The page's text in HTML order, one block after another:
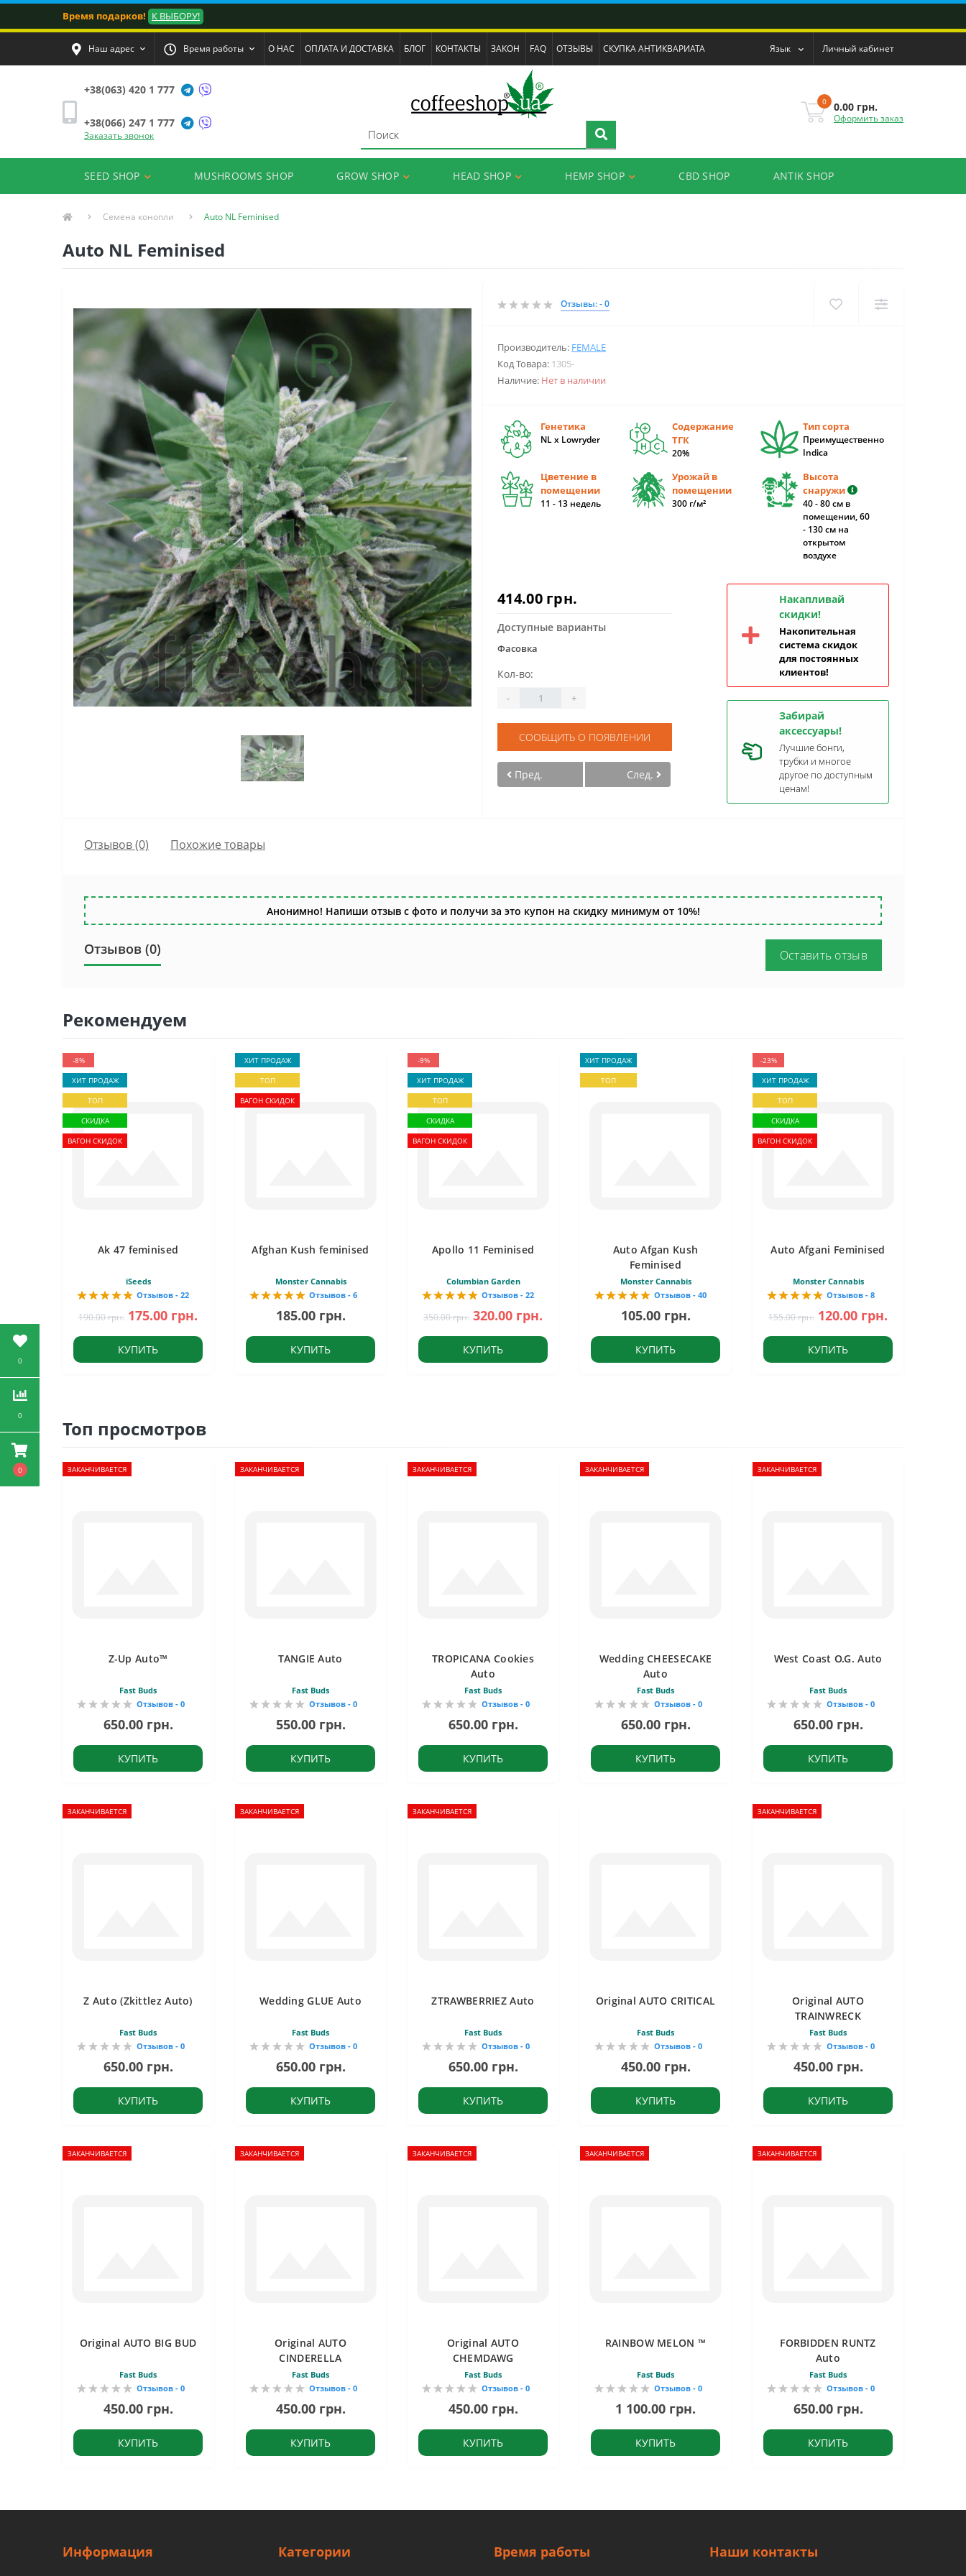
0
0
0
Время подарков! К ВЫБОРУ!
Наш адрес Время работы О НАС ОПЛАТА И ДОСТАВКА БЛОГ КОНТАКТЫ ЗАКОН FAQ ОТЗЫВЫ СКУПКА АНТИКВАРИАТА Язык Личный кабинет
+38(063) 420 1 777
+38(066) 247 1 777
Заказать звонок
0 0.00 грн.
Оформить заказ
SEED SHOP MUSHROOMS SHOP GROW SHOP HEAD SHOP HEMP SHOP CBD SHOP ANTIK SHOP
Семена конопли Auto NL Feminised
Auto NL Feminised
Отзывы: - 0
Производитель: FEMALE
Код Товара: 1305-
Наличие: Нет в наличии
Генетика
NL x Lowryder
Содержание
ТГК
20%
Тип сорта
Преимущественно
Indica
Цветение в
помещении
11 - 13 недель
Урожай в
помещении
300 г/м²
Высота
снаружи
40 - 80 см в
помещении, 60
- 130 см на
открытом
воздухе
414.00 грн.
Доступные варианты
Фасовка
Кол-во:
- +
СООБЩИТЬ О ПОЯВЛЕНИИ
Пред. След.
Накапливай
скидки!
Накопительная
система скидок
для постоянных
клиентов!
Забирай
аксессуары!
Лучшие бонги,
трубки и многое
другое по доступным
ценам!
Отзывов (0) Похожие товары
Анонимно! Напиши отзыв с фото и получи за это купон на скидку минимум от 10%!
Отзывов (0) Оставить отзыв
Рекомендуем
-8%
ХИТ ПРОДАЖ
ТОП
СКИДКА
ВАГОН СКИДОК
Ak 47 feminised
iSeeds
Отзывов - 22
190.00 грн. 175.00 грн.
КУПИТЬ
ХИТ ПРОДАЖ
ТОП
ВАГОН СКИДОК
Afghan Kush feminised
Monster Cannabis
Отзывов - 6
185.00 грн.
КУПИТЬ
-9%
ХИТ ПРОДАЖ
ТОП
СКИДКА
ВАГОН СКИДОК
Apollo 11 Feminised
Columbian Garden
Отзывов - 22
350.00 грн. 320.00 грн.
КУПИТЬ
ХИТ ПРОДАЖ
ТОП
Auto Afgan Kush
Feminised
Monster Cannabis
Отзывов - 40
105.00 грн.
КУПИТЬ
-23%
ХИТ ПРОДАЖ
ТОП
СКИДКА
ВАГОН СКИДОК
Auto Afgani Feminised
Monster Cannabis
Отзывов - 8
155.00 грн. 120.00 грн.
КУПИТЬ
Топ просмотров
ЗАКАНЧИВАЕТСЯ
Z-Up Auto™
Fast Buds
Отзывов - 0
650.00 грн.
КУПИТЬ
ЗАКАНЧИВАЕТСЯ
TANGIE Auto
Fast Buds
Отзывов - 0
550.00 грн.
КУПИТЬ
ЗАКАНЧИВАЕТСЯ
TROPICANA Cookies
Auto
Fast Buds
Отзывов - 0
650.00 грн.
КУПИТЬ
ЗАКАНЧИВАЕТСЯ
Wedding CHEESECAKE
Auto
Fast Buds
Отзывов - 0
650.00 грн.
КУПИТЬ
ЗАКАНЧИВАЕТСЯ
West Coast O.G. Auto
Fast Buds
Отзывов - 0
650.00 грн.
КУПИТЬ
ЗАКАНЧИВАЕТСЯ
Z Auto (Zkittlez Auto)
Fast Buds
Отзывов - 0
650.00 грн.
КУПИТЬ
ЗАКАНЧИВАЕТСЯ
Wedding GLUE Auto
Fast Buds
Отзывов - 0
650.00 грн.
КУПИТЬ
ЗАКАНЧИВАЕТСЯ
ZTRAWBERRIEZ Auto
Fast Buds
Отзывов - 0
650.00 грн.
КУПИТЬ
Original AUTO CRITICAL
Fast Buds
Отзывов - 0
450.00 грн.
КУПИТЬ
ЗАКАНЧИВАЕТСЯ
Original AUTO
TRAINWRECK
Fast Buds
Отзывов - 0
450.00 грн.
КУПИТЬ
ЗАКАНЧИВАЕТСЯ
Original AUTO BIG BUD
Fast Buds
Отзывов - 0
450.00 грн.
КУПИТЬ
ЗАКАНЧИВАЕТСЯ
Original AUTO
CINDERELLA
Fast Buds
Отзывов - 0
450.00 грн.
КУПИТЬ
ЗАКАНЧИВАЕТСЯ
Original AUTO
CHEMDAWG
Fast Buds
Отзывов - 0
450.00 грн.
КУПИТЬ
ЗАКАНЧИВАЕТСЯ
RAINBOW MELON ™
Fast Buds
Отзывов - 0
1 100.00 грн.
КУПИТЬ
ЗАКАНЧИВАЕТСЯ
FORBIDDEN RUNTZ
Auto
Fast Buds
Отзывов - 0
650.00 грн.
КУПИТЬ
Информация Категории Время работы Наши контакты